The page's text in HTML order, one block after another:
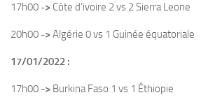
17h00 -> Côte d’ivoire 2 vs 2 Sierra Leone
20h00 ->Algérie 0 vs 1 Guinée équatoriale
17/01/2022 :
17h00 -> Burkina Faso 1 vs 1 Éthiopie